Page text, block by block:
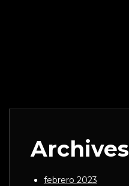
Archives
febrero 2023